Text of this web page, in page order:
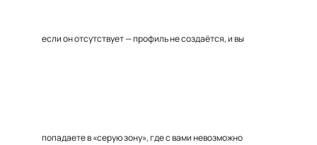
если он отсутствует — профиль не создаётся, и вы
попадаете в «серую зону», где с вами невозможно